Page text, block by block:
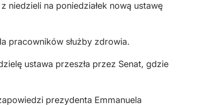
niedzieli na poniedziałek nową ustawę
pracowników służby zdrowia.
ustawa przeszła przez Senat, gdzie
prezydenta Emmanuela